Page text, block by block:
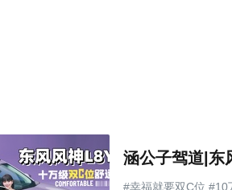
涵公子驾道|东
#幸福就要双C位 #10